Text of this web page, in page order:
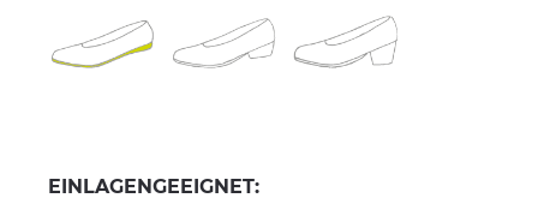
EINLAGENGEEIGNET: